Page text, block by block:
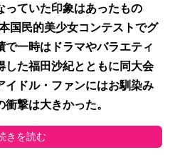
っていた印象はあったもの
国民的美少女コンテストでグ
で一時はドラマやバラエティ
した福田沙紀とともに同大会
イドル・ファンにはお馴染み
撃は大きかった。
きを読む